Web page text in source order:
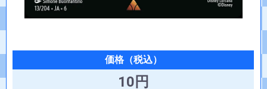
10円